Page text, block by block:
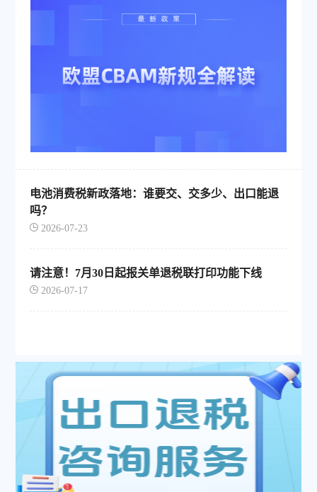
电池消费税新政落地：谁要交、交多少、出口能退
吗？
2026-07-23
请注意！7月30日起报关单退税联打印功能下线
2026-07-17